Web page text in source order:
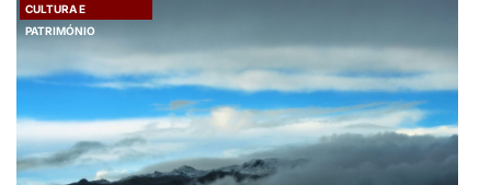
CULTURA E
PATRIMÓNIO